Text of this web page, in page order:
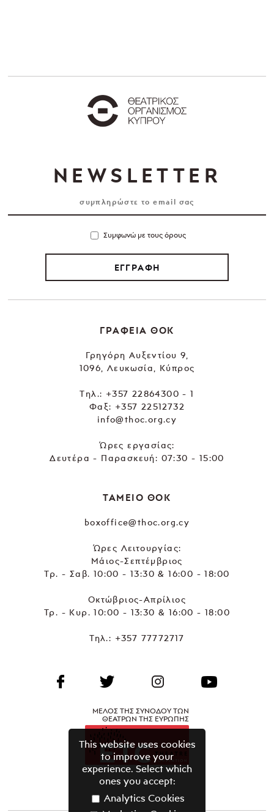
NEWSLETTER
Συμφωνώ με τους όρους
ΕΓΓΡΑΦΗ
ΓΡΑΦΕΙΑ ΘΟΚ
Γρηγόρη Αυξεντίου 9,
1096, Λευκωσία, Κύπρος
Tηλ.: +357 22864300 - 1
Φαξ: +357 22512732
info@thoc.org.cy
Ώρες εργασίας:
Δευτέρα - Παρασκευή: 07:30 - 15:00
ΤΑΜΕΙΟ ΘΟΚ
boxoffice@thoc.org.cy
Ώρες Λειτουργίας:
Μάιος-Σεπτέμβριος
Τρ. - Σαβ. 10:00 - 13:30 & 16:00 - 18:00
Οκτώβριος-Απρίλιος
Τρ. - Κυρ. 10:00 - 13:30 & 16:00 - 18:00
Τηλ.: +357 77772717
ΜΕΛΟΣ ΤΗΣ ΣΥΝΟΔΟΥ ΤΩΝ
ΘΕΑΤΡΩΝ ΤΗΣ ΕΥΡΩΠΗΣ
This website uses cookies
to improve your
experience. Select which
ones you accept:
Analytics Cookies